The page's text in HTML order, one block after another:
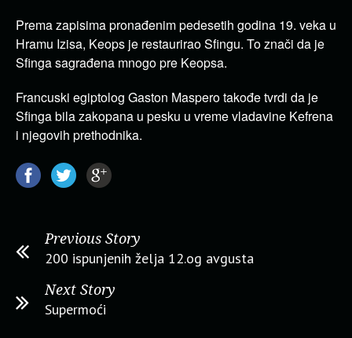
Prema zapisima pronađenim pedesetih godina 19. veka u
Hramu Izisa, Keops je restaurirao Sfingu. To znači da je
Sfinga sagrađena mnogo pre Keopsa.
Francuski egiptolog Gaston Maspero takođe tvrdi da je
Sfinga bila zakopana u pesku u vreme vladavine Kefrena
i njegovih prethodnika.
Previous Story
200 ispunjenih želja 12.og avgusta
Next Story
Supermoći